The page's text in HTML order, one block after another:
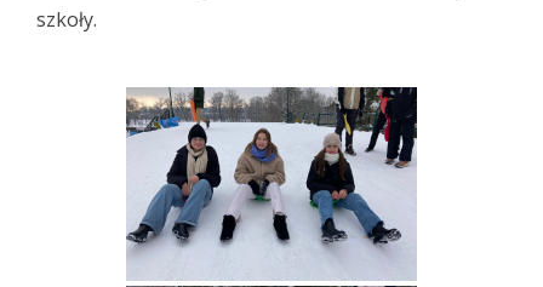
szkoły.